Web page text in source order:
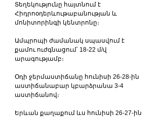
Տեղեկությունը հայտնում է
Հիդրոօդերևութաբանության և
մոնիտորինգի կենտրոնը։
Ամպրոպի ժամանակ սպասվում է
քամու ուժգնացում՝ 18-22 մ/վ
արագությամբ։
Օդի ջերմաստիճանը հունիսի 26-28-ին
աստիճանաբար կբարձրանա 3-4
աստիճանով։
Երևան քաղաքում ևս հունիսի 26-27-ին